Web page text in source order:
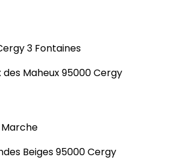
3 Fontaines
des Maheux 95000 Cergy
Beiges 95000 Cergy